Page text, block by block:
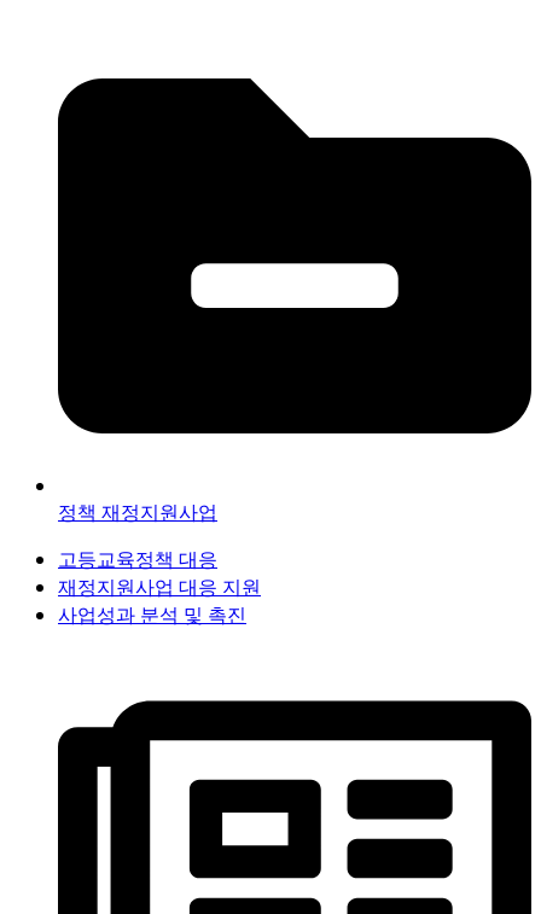
정책 재정지원사업
고등교육정책 대응
재정지원사업 대응 지원
사업성과 분석 및 촉진